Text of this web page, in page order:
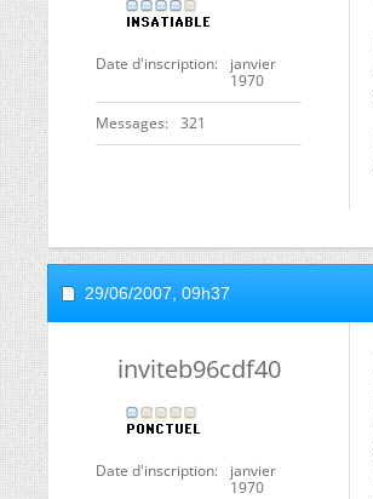
Date d'inscription
janvier
1970
Messages 321
29/06/2007, 09h37
inviteb96cdf40
Date d'inscription
janvier
1970